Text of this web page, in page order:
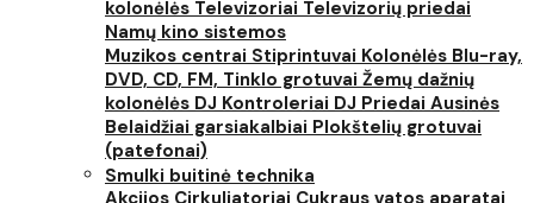
kolonėlės Televizoriai Televizorių priedai
Namų kino sistemos
Muzikos centrai Stiprintuvai Kolonėlės Blu-ray,
DVD, CD, FM, Tinklo grotuvai Žemų dažnių
kolonėlės DJ Kontroleriai DJ Priedai Ausinės
Belaidžiai garsiakalbiai Plokštelių grotuvai
(patefonai)
Smulki buitinė technika
Akcijos Cirkuliatoriai Cukraus vatos aparatai